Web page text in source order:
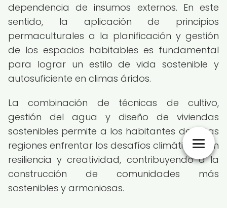
dependencia de insumos externos. En este
sentido, la aplicación de principios
permaculturales a la planificación y gestión
de los espacios habitables es fundamental
para lograr un estilo de vida sostenible y
autosuficiente en climas áridos.
La combinación de técnicas de cultivo,
gestión del agua y diseño de viviendas
sostenibles permite a los habitantes de estas
regiones enfrentar los desafíos climáticos con
resiliencia y creatividad, contribuyendo a la
construcción de comunidades más
sostenibles y armoniosas.